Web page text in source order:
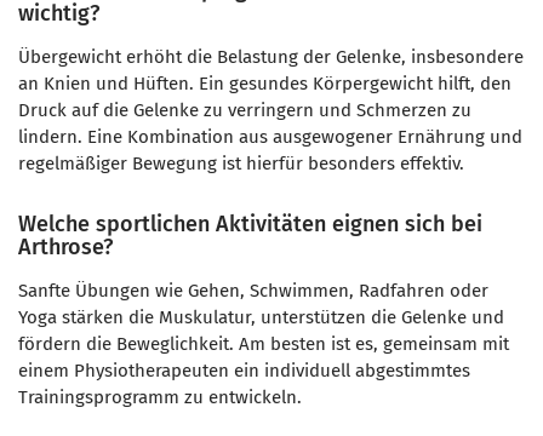
wichtig?
Übergewicht erhöht die Belastung der Gelenke, insbesondere
an Knien und Hüften. Ein gesundes Körpergewicht hilft, den
Druck auf die Gelenke zu verringern und Schmerzen zu
lindern. Eine Kombination aus ausgewogener Ernährung und
regelmäßiger Bewegung ist hierfür besonders effektiv.
Welche sportlichen Aktivitäten eignen sich bei
Arthrose?
Sanfte Übungen wie Gehen, Schwimmen, Radfahren oder
Yoga stärken die Muskulatur, unterstützen die Gelenke und
fördern die Beweglichkeit. Am besten ist es, gemeinsam mit
einem Physiotherapeuten ein individuell abgestimmtes
Trainingsprogramm zu entwickeln.